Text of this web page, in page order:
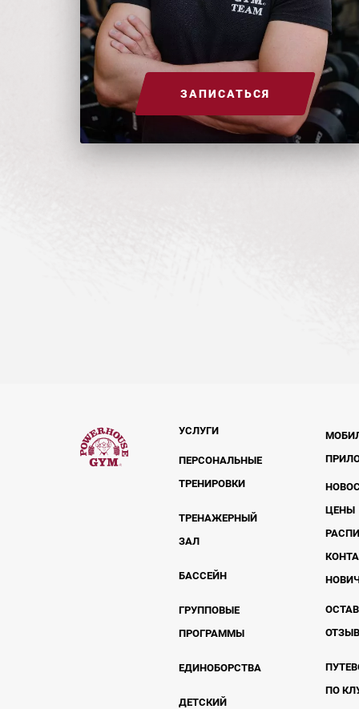
ЗАПИСАТЬСЯ
УСЛУГИ
ПЕРСОНАЛЬНЫЕ
ТРЕНИРОВКИ
ТРЕНАЖЕРНЫЙ
ЗАЛ
БАССЕЙН
ГРУППОВЫЕ
ПРОГРАММЫ
ЕДИНОБОРСТВА
ДЕТСКИЙ
ЦЕНЫ
ПО